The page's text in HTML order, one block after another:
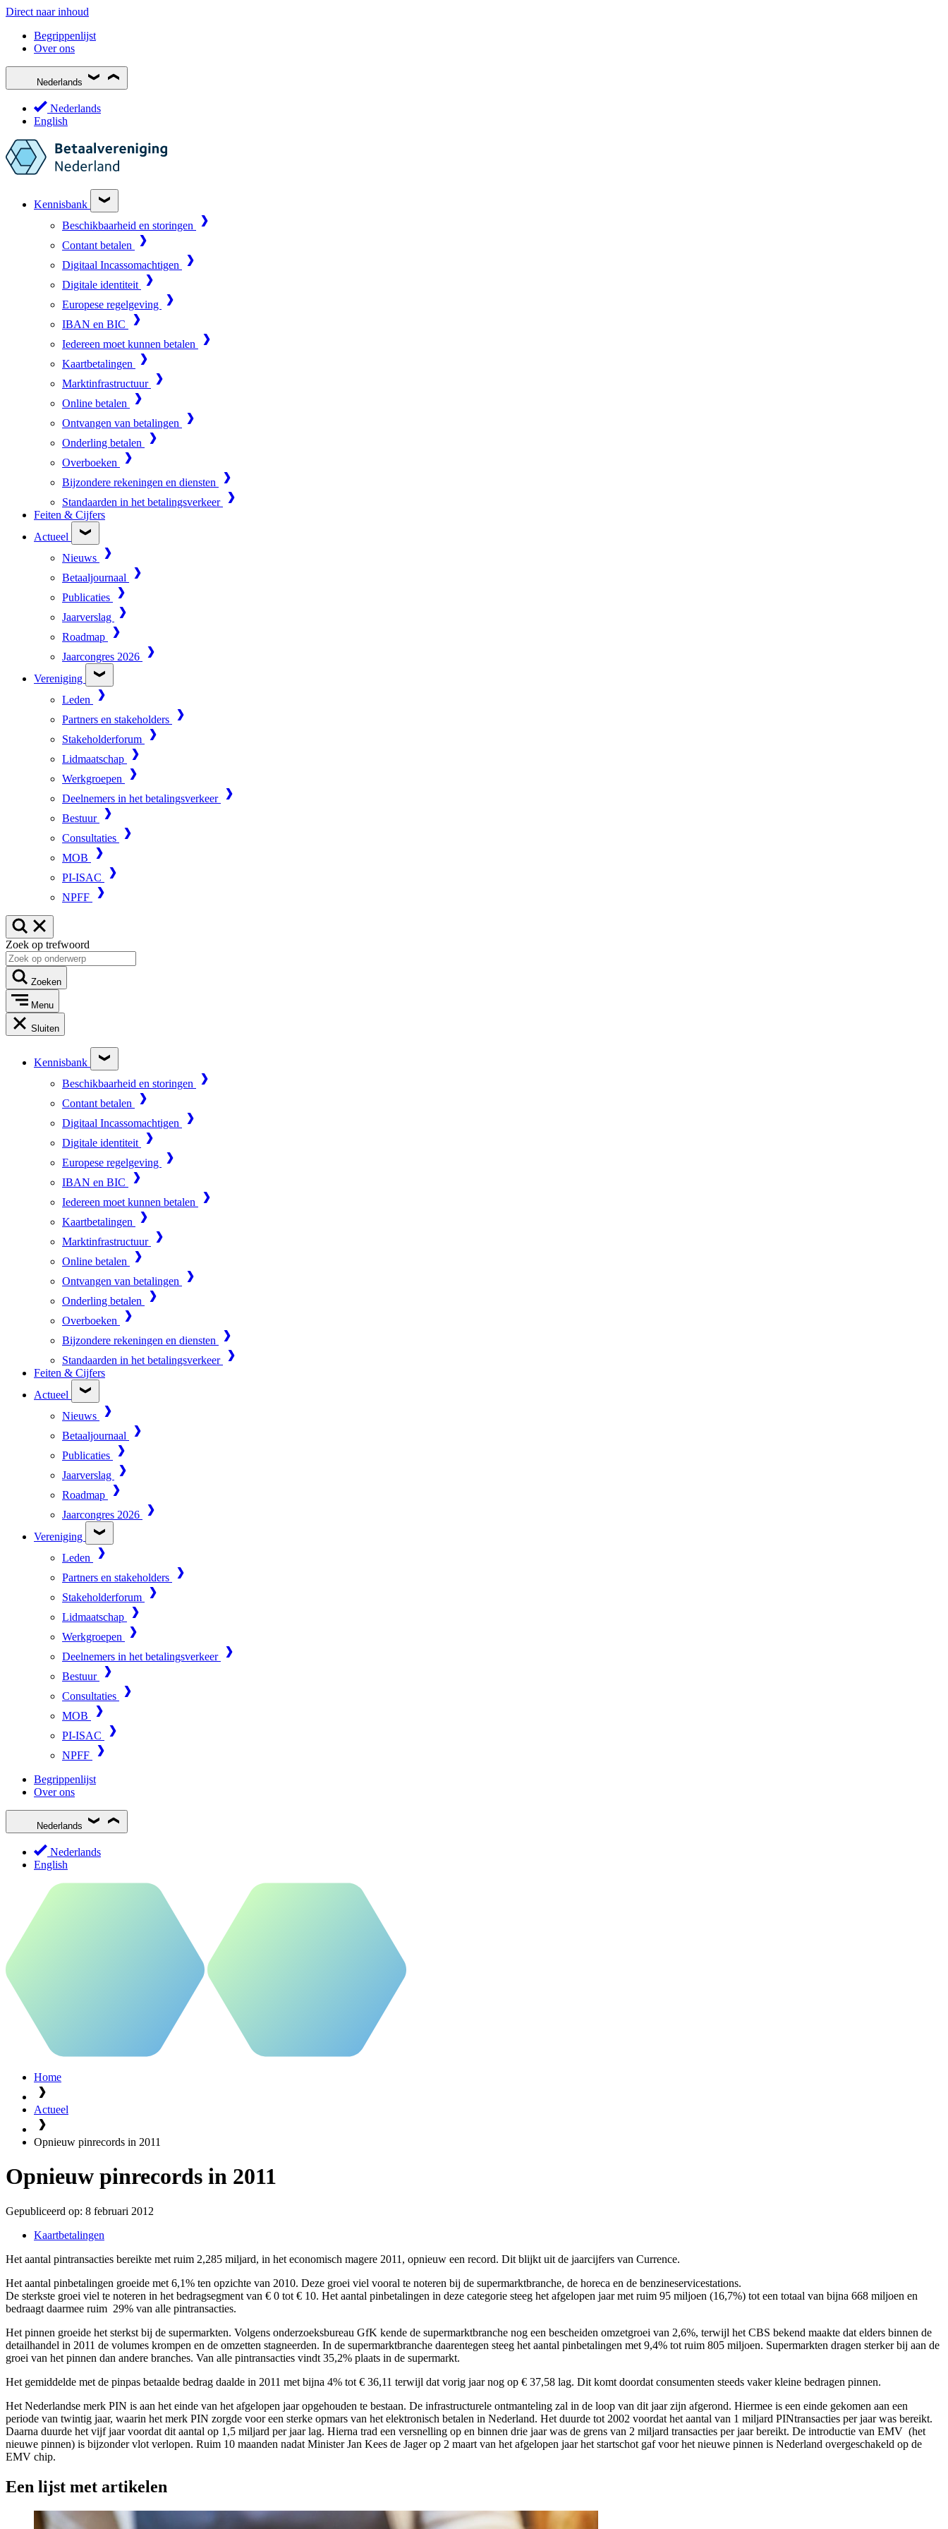
Direct naar inhoud
Begrippenlijst
Over ons
Nederlands
Nederlands
English
Kennisbank
Beschikbaarheid en storingen
Contant betalen
Digitaal Incassomachtigen
Digitale identiteit
Europese regelgeving
IBAN en BIC
Iedereen moet kunnen betalen
Kaartbetalingen
Marktinfrastructuur
Online betalen
Ontvangen van betalingen
Onderling betalen
Overboeken
Bijzondere rekeningen en diensten
Standaarden in het betalingsverkeer
Feiten & Cijfers
Actueel
Nieuws
Betaaljournaal
Publicaties
Jaarverslag
Roadmap
Jaarcongres 2026
Vereniging
Leden
Partners en stakeholders
Stakeholderforum
Lidmaatschap
Werkgroepen
Deelnemers in het betalingsverkeer
Bestuur
Consultaties
MOB
PI-ISAC
NPFF
Zoek op trefwoord
Zoeken
Menu
Sluiten
Kennisbank
Beschikbaarheid en storingen
Contant betalen
Digitaal Incassomachtigen
Digitale identiteit
Europese regelgeving
IBAN en BIC
Iedereen moet kunnen betalen
Kaartbetalingen
Marktinfrastructuur
Online betalen
Ontvangen van betalingen
Onderling betalen
Overboeken
Bijzondere rekeningen en diensten
Standaarden in het betalingsverkeer
Feiten & Cijfers
Actueel
Nieuws
Betaaljournaal
Publicaties
Jaarverslag
Roadmap
Jaarcongres 2026
Vereniging
Leden
Partners en stakeholders
Stakeholderforum
Lidmaatschap
Werkgroepen
Deelnemers in het betalingsverkeer
Bestuur
Consultaties
MOB
PI-ISAC
NPFF
Begrippenlijst
Over ons
Nederlands
Nederlands
English
Home
Actueel
Opnieuw pinrecords in 2011
Opnieuw pinrecords in 2011
Gepubliceerd op: 8 februari 2012
Kaartbetalingen
Het aantal pintransacties bereikte met ruim 2,285 miljard, in het economisch magere 2011, opnieuw een record. Dit blijkt uit de jaarcijfers van Currence.
Het aantal pinbetalingen groeide met 6,1% ten opzichte van 2010. Deze groei viel vooral te noteren bij de supermarktbranche, de horeca en de benzineservicestations.
De sterkste groei viel te noteren in het bedragsegment van € 0 tot € 10. Het aantal pinbetalingen in deze categorie steeg het afgelopen jaar met ruim 95 miljoen (16,7%) tot een totaal van bijna 668 miljoen en
bedraagt daarmee ruim 29% van alle pintransacties.
Het pinnen groeide het sterkst bij de supermarkten. Volgens onderzoeksbureau GfK kende de supermarktbranche nog een bescheiden omzetgroei van 2,6%, terwijl het CBS bekend maakte dat elders binnen de
detailhandel in 2011 de volumes krompen en de omzetten stagneerden. In de supermarktbranche daarentegen steeg het aantal pinbetalingen met 9,4% tot ruim 805 miljoen. Supermarkten dragen sterker bij aan de
groei van het pinnen dan andere branches. Van alle pintransacties vindt 35,2% plaats in de supermarkt.
Het gemiddelde met de pinpas betaalde bedrag daalde in 2011 met bijna 4% tot € 36,11 terwijl dat vorig jaar nog op € 37,58 lag. Dit komt doordat consumenten steeds vaker kleine bedragen pinnen.
Het Nederlandse merk PIN is aan het einde van het afgelopen jaar opgehouden te bestaan. De infrastructurele ontmanteling zal in de loop van dit jaar zijn afgerond. Hiermee is een einde gekomen aan een
periode van twintig jaar, waarin het merk PIN zorgde voor een sterke opmars van het elektronisch betalen in Nederland. Het duurde tot 2002 voordat het aantal van 1 miljard PINtransacties per jaar was bereikt.
Daarna duurde het vijf jaar voordat dit aantal op 1,5 miljard per jaar lag. Hierna trad een versnelling op en binnen drie jaar was de grens van 2 miljard transacties per jaar bereikt. De introductie van EMV (het
nieuwe pinnen) is bijzonder vlot verlopen. Ruim 10 maanden nadat Minister Jan Kees de Jager op 2 maart van het afgelopen jaar het startschot gaf voor het nieuwe pinnen is Nederland overgeschakeld op de
EMV chip.
Een lijst met artikelen